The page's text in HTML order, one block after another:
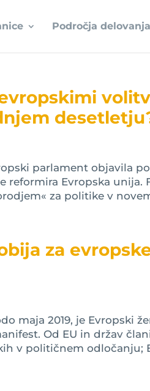
Področja delovanja
parlament objavila
reformira Evropska unija.
za politike v
za
maja 2019, je Evropski
Od EU in držav
v političnem odločanju;